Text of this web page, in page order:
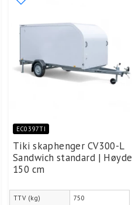
EC0397TI
Tiki skaphenger CV300-L
Sandwich standard | Høyde
150 cm
TTV (kg)
750